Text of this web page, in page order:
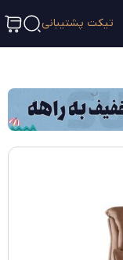
تیکت پشتیبانی